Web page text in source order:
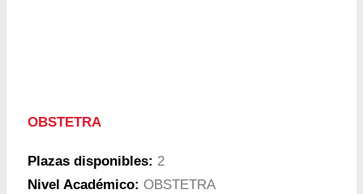
OBSTETRA
Plazas disponibles: 2
Nivel Académico: OBSTETRA